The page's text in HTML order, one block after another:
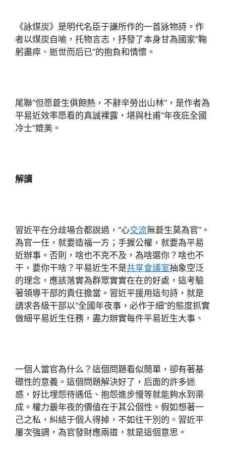
《詠煤炭》是明代名臣于謙所作的一首詠物詩。作
者以煤炭自喻，托物言志，抒發了本身甘為國家“鞠
躬盡瘁、逝世而后已”的抱負和情懷。
尾聯“但愿蒼生俱飽熱，不辭辛勞出山林”，是作者為
平易近效率愿看的真誠裸露，堪與杜甫“年夜庇全國
冷士”媲美。
解讀
習近平在分歧場合都說過，“心交流無蒼生莫為官”。
為官一任，就要造福一方；手握公權，就要為平易
近辦事。否則，啥也不克不及，為啥選你？啥也不
干，要你干啥？平易近生不是共享會議室抽象空泛
的理念，應該落實為群眾實實在在的好處，這考驗
著領導干部的責任擔當。習近平援用這句詩，就是
請求各級干部以“全國年夜事，必作于細”的態度抓實
做細平易近生任務，盡力辦實每件平易近生大事、
一個人當官為什么？這個問題看似簡單，卻有著基
礎性的意義。這個問題解決好了，后面的許多迷
惑，好比埋怨待遇低、抱怨進步慢等就能夠水到渠
成。權力最年夜的價值在于其公個性。假如想著一
己之私，糾結于個人得掉，不如往干別的。習近平
屢次強調，為官發財應兩道，就是這個意思。